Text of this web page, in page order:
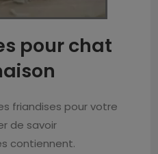
pour chat
friandises pour votre
de savoir
contiennent.